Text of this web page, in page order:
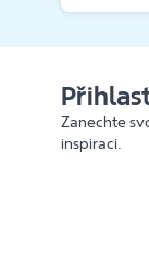
Zanechte
inspiraci.